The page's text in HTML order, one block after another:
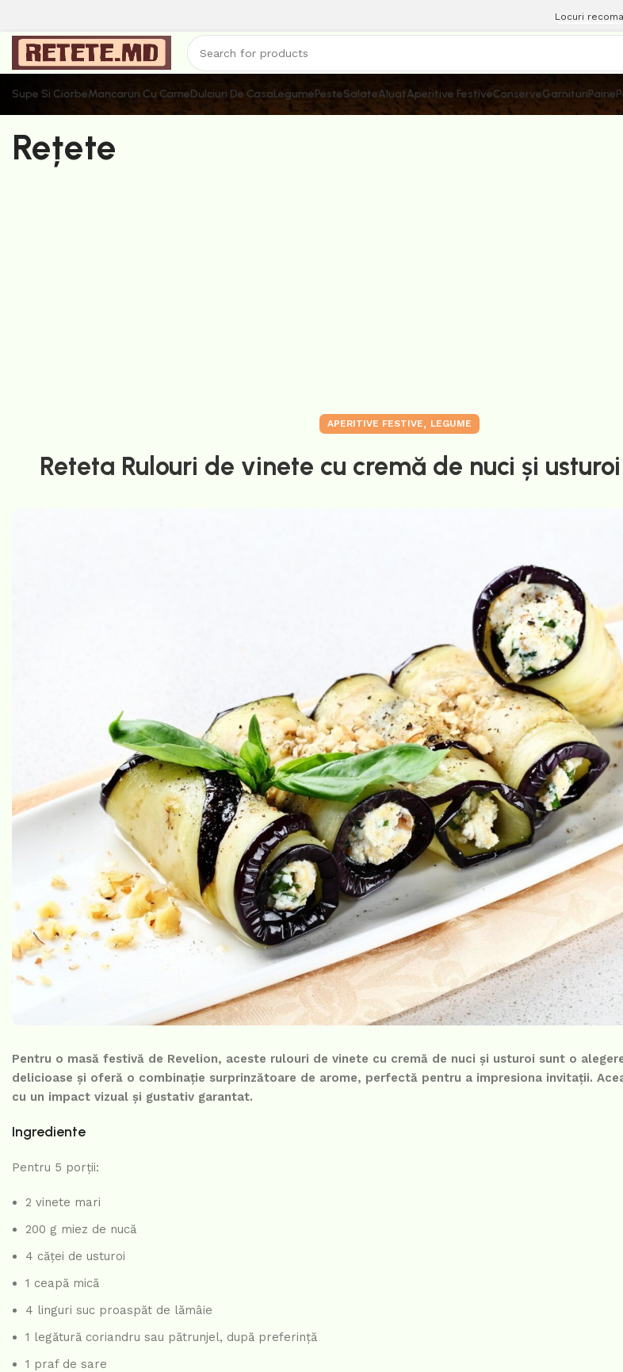
Locuri
Supe Si CiorbeMancaruri Cu CarneDulciuri De CasaLegumePesteSalateAluatAperitive FestiveConserveGarnituriPaine
Rețete
APERITIVE FESTIVE, LEGUME
Reteta Rulouri de vinete cu cremă de nuci și
Pentru o masă festivă de Revelion, aceste rulouri de vinete cu cremă de nuci și usturoi sunt o
delicioase și oferă o combinație surprinzătoare de arome, perfectă pentru a impresiona invitații.
cu un impact vizual și gustativ garantat.
Ingrediente
Pentru 5 porții:
2 vinete mari
200 g miez de nucă
4 căței de usturoi
1 ceapă mică
4 linguri suc proaspăt de lămâie
1 legătură coriandru sau pătrunjel, după preferință
1 praf de sare